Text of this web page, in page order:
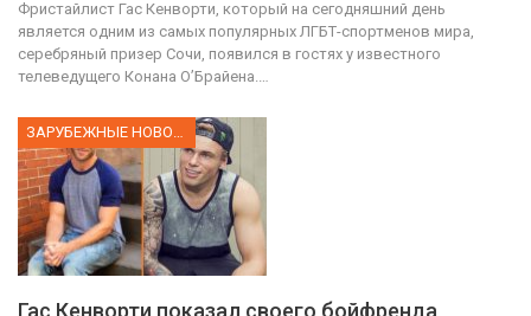
Фристайлист Гас Кенворти, который на сегодняшний день
является одним из самых популярных ЛГБТ-спортменов мира,
серебряный призер Сочи, появился в гостях у известного
телеведущего Конана О’Брайена.…
Гас Кенворти показал своего бойфренда